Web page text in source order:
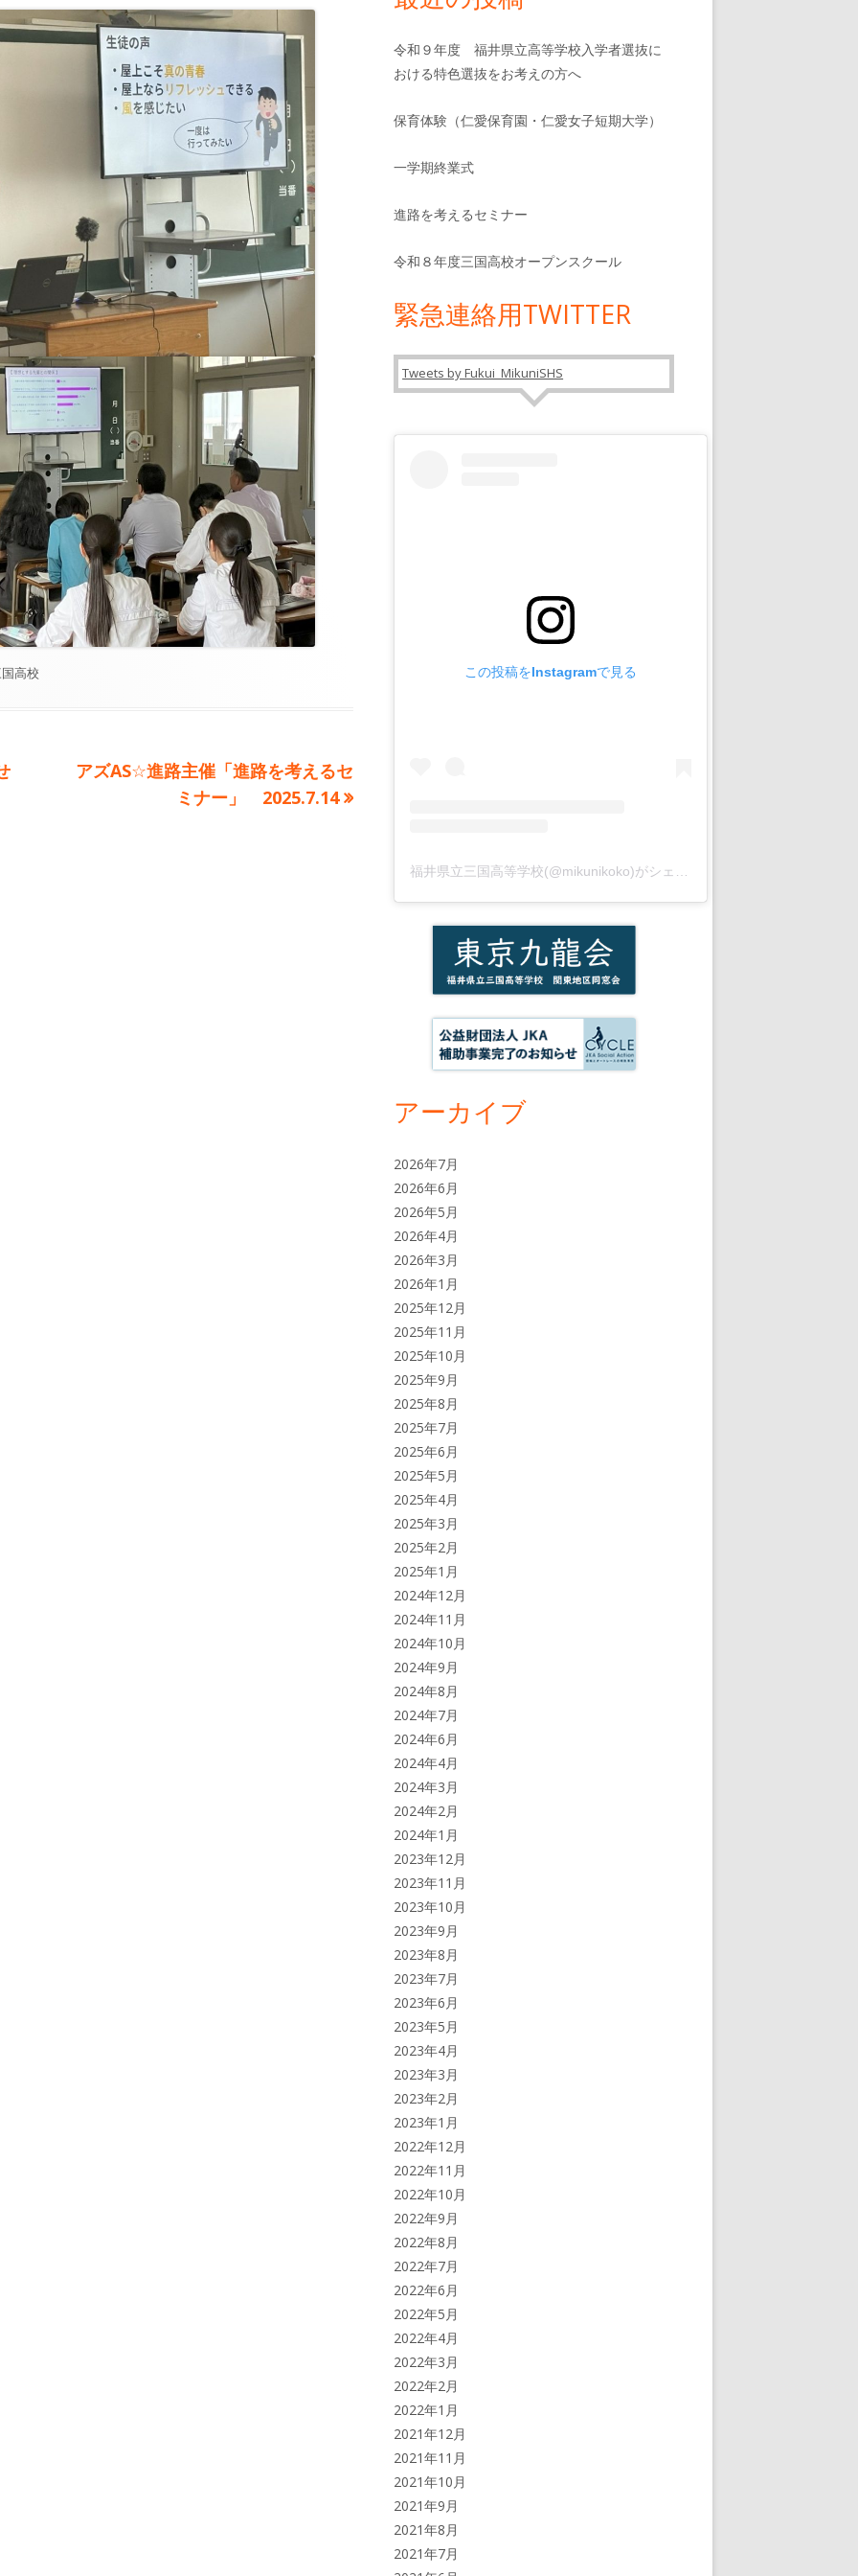
高校
次
アズAS☆進路主催「進路を考えるセ
ミナー」 2025.7.14
ー
令和９年度 福井県立高等学校入学者選抜に
おける特色選抜をお考えの方へ
保育体験（仁愛保育園・仁愛女子短期大学）
一学期終業式
進路を考えるセミナー
令和８年度三国高校オープンスクール
緊急連絡用TWITTER
Tweets by Fukui_MikuniSHS
この投稿をInstagramで見る
アーカイブ
2026年7月
2026年6月
2026年5月
2026年4月
2026年3月
2026年1月
2025年12月
2025年11月
2025年10月
2025年9月
2025年8月
2025年7月
2025年6月
2025年5月
2025年4月
2025年3月
2025年2月
2025年1月
2024年12月
2024年11月
2024年10月
2024年9月
2024年8月
2024年7月
2024年6月
2024年4月
2024年3月
2024年2月
2024年1月
2023年12月
2023年11月
2023年10月
2023年9月
2023年8月
2023年7月
2023年6月
2023年5月
2023年4月
2023年3月
2023年2月
2023年1月
2022年12月
2022年11月
2022年10月
2022年9月
2022年8月
2022年7月
2022年6月
2022年5月
2022年4月
2022年3月
2022年2月
2022年1月
2021年12月
2021年11月
2021年10月
2021年9月
2021年8月
2021年7月